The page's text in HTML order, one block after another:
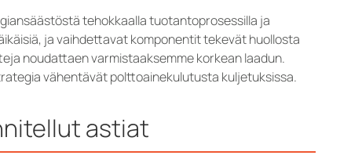
tehokkaalla tuotantoprosessilla ja
ja vaihdettavat komponentit tekevät huollosta
noudattaen varmistaaksemme korkean laadun.
vähentävät polttoainekulutusta kuljetuksissa.
astiat